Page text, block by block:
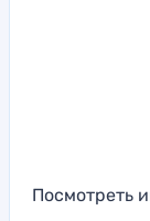
Посмотреть